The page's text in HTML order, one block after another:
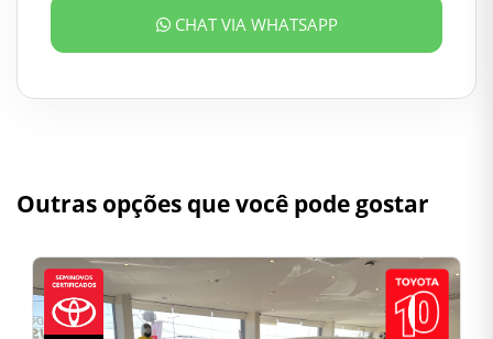
CHAT VIA WHATSAPP
Outras opções que você pode gostar